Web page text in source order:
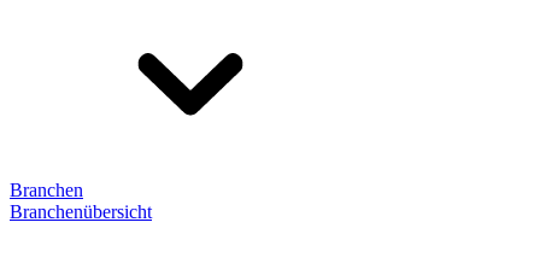
Branchen
Branchenübersicht